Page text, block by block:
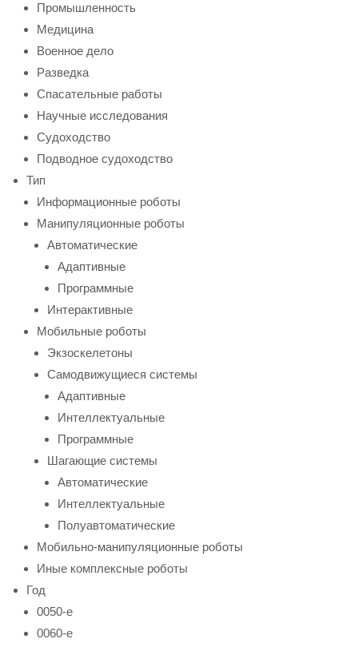
Промышленность
Медицина
Военное дело
Разведка
Спасательные работы
Научные исследования
Судоходство
Подводное судоходство
Тип
Информационные роботы
Манипуляционные роботы
Автоматические
Адаптивные
Программные
Интерактивные
Мобильные роботы
Экзоскелетоны
Самодвижущиеся системы
Адаптивные
Интеллектуальные
Программные
Шагающие системы
Автоматические
Интеллектуальные
Полуавтоматические
Мобильно-манипуляционные роботы
Иные комплексные роботы
Год
0050-е
0060-е